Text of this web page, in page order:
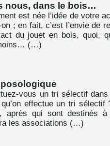
nous, dans le bois…
est née l’idée de votre
; en fait, c’est l’envie de
du jouet en bois, quoi,
(…)
vous un tri sélectif
effectue un tri sélectif
après qui sont destinés
les associations (…)